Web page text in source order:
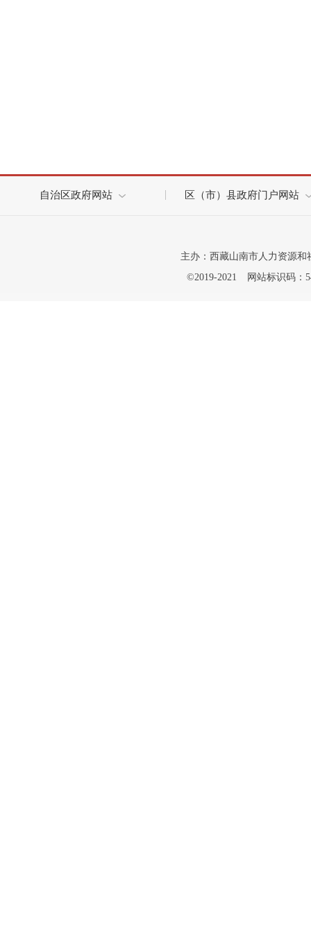
自治区政府网站 区（市）县政府门户网站
主办：西藏山南市人力资源和
©2019-2021
网站标识码：